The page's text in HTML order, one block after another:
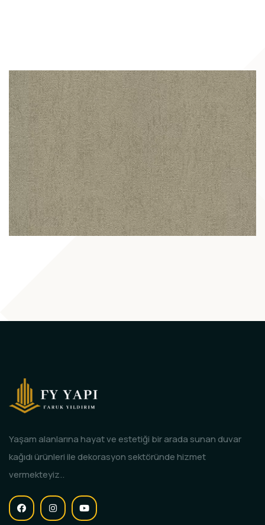
Yaşam alanlarına hayat ve estetiği bir arada sunan duvar
kağıdı ürünleri ile dekorasyon sektöründe hizmet
vermekteyiz..